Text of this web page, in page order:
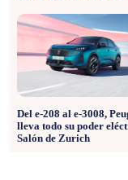
Del e-208 al e-3008,
lleva todo su poder
Salón de Zurich